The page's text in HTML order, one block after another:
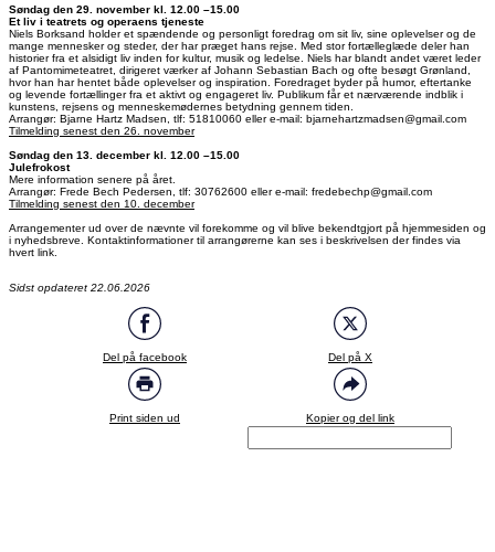
Søndag den 29. november kl. 12.00 –15.00
Et liv i teatrets og operaens tjeneste
Niels Borksand holder et spændende og personligt foredrag om sit liv, sine oplevelser og de
mange mennesker og steder, der har præget hans rejse. Med stor fortælleglæde deler han
historier fra et alsidigt liv inden for kultur, musik og ledelse. Niels har blandt andet været leder
af Pantomimeteatret, dirigeret værker af Johann Sebastian Bach og ofte besøgt Grønland,
hvor han har hentet både oplevelser og inspiration. Foredraget byder på humor, eftertanke
og levende fortællinger fra et aktivt og engageret liv. Publikum får et nærværende indblik i
kunstens, rejsens og menneskemødernes betydning gennem tiden.
Arrangør: Bjarne Hartz Madsen, tlf: 51810060 eller e-mail: bjarnehartzmadsen@gmail.com
Tilmelding senest den 26. november
Søndag den 13. december kl. 12.00 –15.00
Julefrokost
Mere information senere på året.
Arrangør: Frede Bech Pedersen, tlf: 30762600 eller e-mail: fredebechp@gmail.com
Tilmelding senest den 10. december
Arrangementer ud over de nævnte vil forekomme og vil blive bekendtgjort på hjemmesiden og
i nyhedsbreve. Kontaktinformationer til arrangørerne kan ses i beskrivelsen der findes via
hvert link.
Sidst opdateret 22.06.2026
Del på facebook Del på X
Print siden ud Kopier og del link